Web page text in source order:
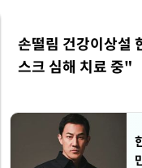
손떨림 건강이상
스크 심해 치료 중"